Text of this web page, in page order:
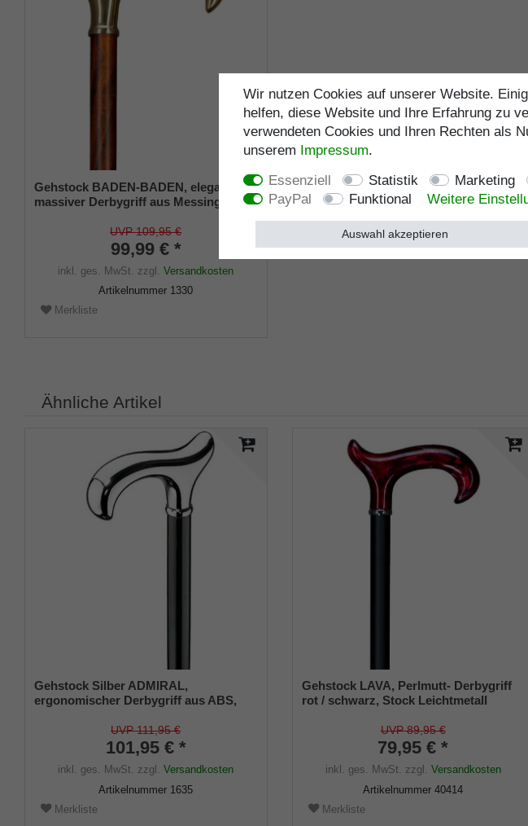
Gehstock BADEN-BADEN, eleganter,
massiver Derbygriff aus Messing,
kirschbaumfarben, seidenmatt lackiert
inkl.Gummipuffer.
UVP 109,95 €
99,99 € *
inkl. ges. MwSt. zzgl.Versandkosten
Artikelnummer 1330
Merkliste
Ähnliche Artikel
Gehstock Silber ADMIRAL,
ergonomischer Derbygriff aus ABS,
seidenmatt schwarz lackiert, inklusive
Gummipuffer
UVP 111,95 €
101,95 € *
inkl. ges. MwSt. zzgl.Versandkosten
Artikelnummer 1635
Merkliste
Gehstock LAVA, Perlmutt- Derbygriff
rot / schwarz, Stock Leichtmetall
75-100 cm, bis 110 Kg, inkl.
UVP 89,95 €
79,95 € *
inkl. ges. MwSt. zzgl. Versandkosten
Artikelnummer40414
Merkliste
Wir nutzen Cookies auf unserer Website.
helfen, diese Website und Ihre Erfahrung zu
verwendeten Cookies und Ihren Rechten als
unserem
Impressum.
Essenziell
Statistik Marketing
PayPal
Funktional Weitere
Auswahl akzeptieren